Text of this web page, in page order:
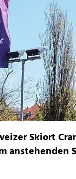
Skiort
anstehenden